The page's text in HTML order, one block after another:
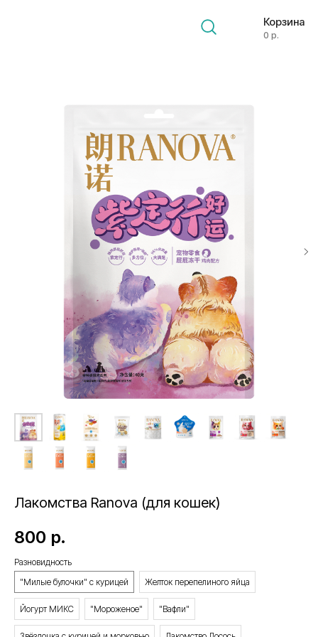
Корзина
0 р.
Лакомства Ranova (для кошек)
800 р.
Разновидность
"Милые булочки" с курицей
Желток перепелиного яйца
Йогурт МИКС "Мороженое" "Вафли"